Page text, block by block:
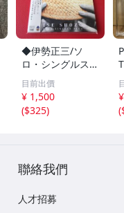
◆伊勢正三/ソ
ロ・シングルス・
プラス【Blu-spe
c CD】紙ジャケ
ット仕様 帯付/FL
CF-5023 ＃Q08
目前出價
¥ 1,500
($325)
(
聯絡我們
人才招募